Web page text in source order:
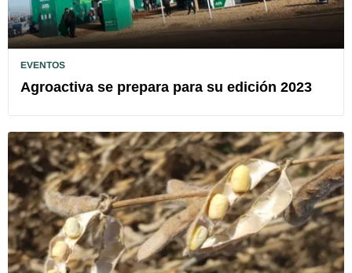
EVENTOS
Agroactiva se prepara para su edición 2023